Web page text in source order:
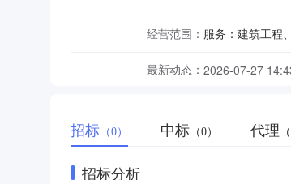
经营范围：
最新动态： 2026-07-27
招标 （0） 中标 （0） 代理
招标分析